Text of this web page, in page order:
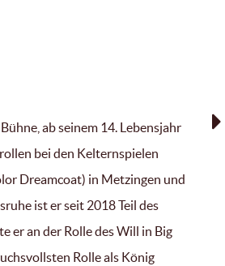
ab seinem 14. Lebensjahr
bei den Kelternspielen
Dreamcoat) in Metzingen und
ist er seit 2018 Teil des
er an der Rolle des Will in Big
Rolle als König